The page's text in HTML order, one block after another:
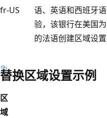
fr-US
语、英语和西班牙
验，该银行在美国
的法语创建区域设置
替换区域设置示例
区
域